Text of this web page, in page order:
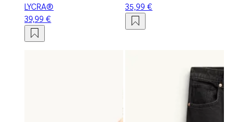
LYCRA®
39,99 €
35,99 €